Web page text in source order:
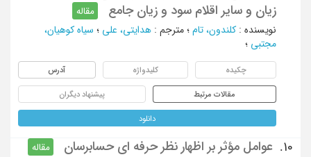
زیان و سایر اقلام سود و زیان جامع
مقاله
نویسنده : کلندون، تام ؛ مترجم : هدایتی، علی ؛ سیاه کوهیان،
مجتبی ؛
چکیده کلیدواژه آدرس
مقالات مرتبط پیشنهاد دیگران
دانلود
10. عوامل مؤثر بر اظهار نظر حرفه ای حسابرسان
مقاله